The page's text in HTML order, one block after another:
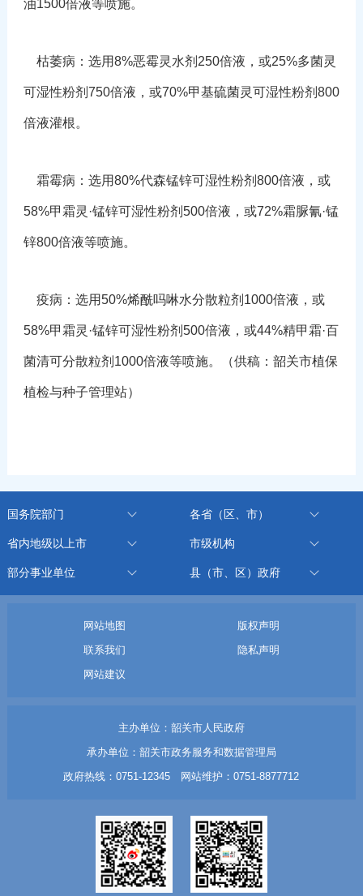
油1500倍液等喷施。
枯萎病：选用8%恶霉灵水剂250倍液，或25%多菌灵
可湿性粉剂750倍液，或70%甲基硫菌灵可湿性粉剂800
倍液灌根。
霜霉病：选用80%代森锰锌可湿性粉剂800倍液，或
58%甲霜灵·锰锌可湿性粉剂500倍液，或72%霜脲氰·锰
锌800倍液等喷施。
疫病：选用50%烯酰吗啉水分散粒剂1000倍液，或
58%甲霜灵·锰锌可湿性粉剂500倍液，或44%精甲霜·百
菌清可分散粒剂1000倍液等喷施。（供稿：韶关市植保
植检与种子管理站）
国务院部门 各省（区、市）
省内地级以上市 市级机构
部分事业单位 县（市、区）政府
网站地图
版权声明
联系我们
隐私声明
网站建议
主办单位：韶关市人民政府
承办单位：韶关市政务服务和数据管理局
政府热线：0751-12345 网站维护：0751-8877712